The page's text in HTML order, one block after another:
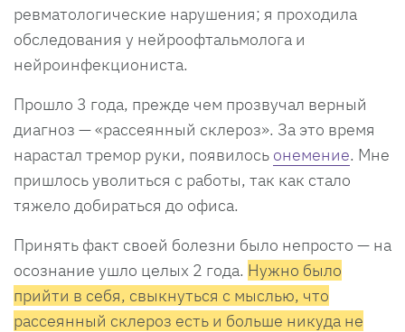
ревматологические нарушения; я проходила
обследования у нейроофтальмолога и
нейроинфекциониста.
Прошло 3 года, прежде чем прозвучал верный
диагноз — «рассеянный склероз». За это время
нарастал тремор руки, появилось онемение. Мне
пришлось уволиться с работы, так как стало
тяжело добираться до офиса.
Принять факт своей болезни было непросто — на
осознание ушло целых 2 года. Нужно было
прийти в себя, свыкнуться с мыслью, что
рассеянный склероз есть и больше никуда не